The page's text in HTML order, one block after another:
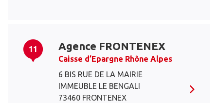
11 Agence FRONTENEX
Caisse d’Epargne Rhône Alpes
6 BIS RUE DE LA MAIRIE
IMMEUBLE LE BENGALI
73460 FRONTENEX